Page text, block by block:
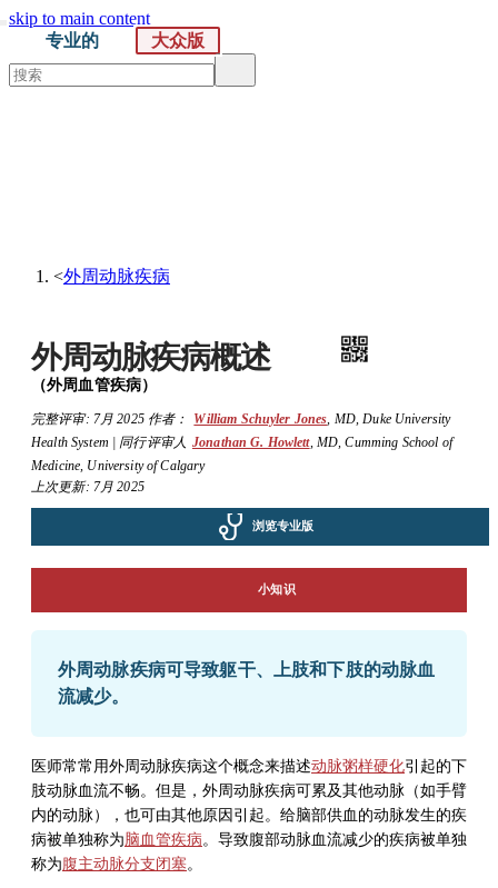
skip to main content
专业的
大众版
<外周动脉疾病
外周动脉疾病概述
（外周血管疾病）
完整评审: 7月 2025作者： William Schuyler Jones MD Duke University
Health System | 同行评审人 Jonathan G. Howlett, MD ,Cumming School of
Medicine, University of Calgary
上次更新: 7月 2025
浏览专业版
小知识
外周动脉疾病可导致躯干、上肢和下肢的动脉血
流减少。
医师常常用外周动脉疾病这个概念来描述动脉粥样硬化引起的下
肢动脉血流不畅。但是，外周动脉疾病可累及其他动脉（如手臂
内的动脉），也可由其他原因引起。给脑部供血的动脉发生的疾
病被单独称为脑血管疾病。导致腹部动脉血流减少的疾病被单独
称为腹主动脉分支闭塞。